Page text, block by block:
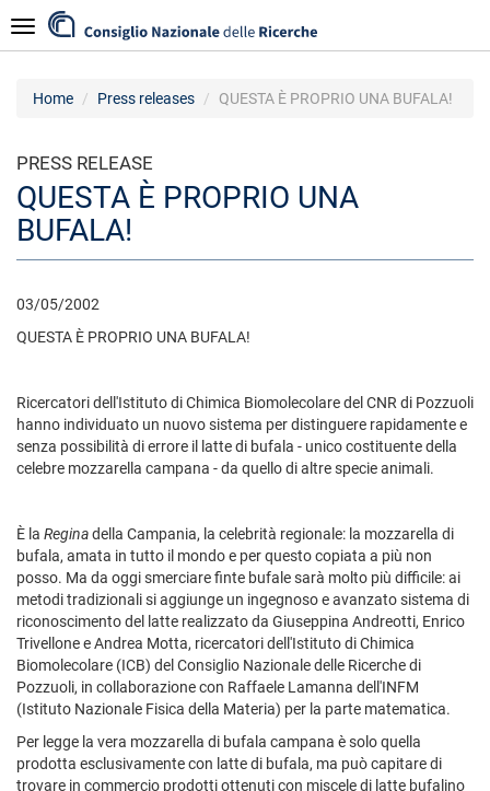
to
main
Navigazione
Home Press releases QUESTA È PROPRIO UNA BUFALA!
PRESS RELEASE
QUESTA È PROPRIO UNA
BUFALA!
03/05/2002
QUESTA È PROPRIO UNA BUFALA!
Ricercatori dell'Istituto di Chimica Biomolecolare del CNR di Pozzuoli
hanno individuato un nuovo sistema per distinguere rapidamente e
senza possibilità di errore il latte di bufala - unico costituente della
celebre mozzarella campana - da quello di altre specie animali.
È la Reginadella Campania, la celebrità regionale: la mozzarella di
bufala, amata in tutto il mondo e per questo copiata a più non
posso. Ma da oggi smerciare finte bufale sarà molto più difficile: ai
metodi tradizionali si aggiunge un ingegnoso e avanzato sistema di
riconoscimento del latte realizzato da Giuseppina Andreotti, Enrico
Trivellone e Andrea Motta, ricercatori dell'Istituto di Chimica
Biomolecolare (ICB) del Consiglio Nazionale delle Ricerche di
Pozzuoli, in collaborazione con Raffaele Lamanna dell'INFM
(Istituto Nazionale Fisica della Materia) per la parte matematica.
Per legge la vera mozzarella di bufala campana è solo quella
prodotta esclusivamente con latte di bufala, ma può capitare di
trovare in commercio prodotti ottenuti con miscele di latte bufalino